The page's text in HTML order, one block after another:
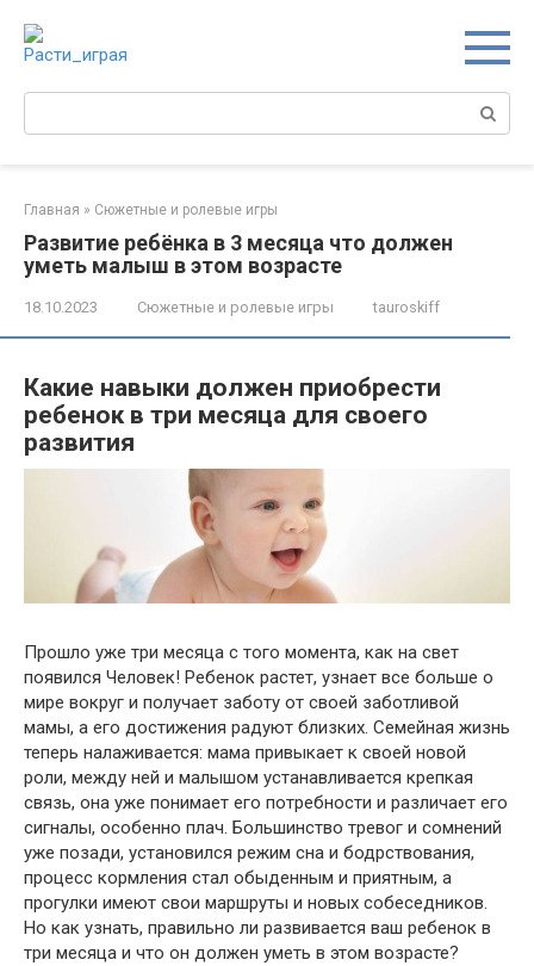
контенту
Поиск:
Главная » Сюжетные и ролевые игры
Развитие ребёнка в 3 месяца что должен
уметь малыш в этом возрасте
18.10.2023 Сюжетные и ролевые игры tauroskiff
Какие навыки должен приобрести
ребенок в три месяца для своего
развития
Прошло уже три месяца с того момента, как на свет
появился Человек! Ребенок растет, узнает все больше о
мире вокруг и получает заботу от своей заботливой
мамы, а его достижения радуют близких. Семейная жизнь
теперь налаживается: мама привыкает к своей новой
роли, между ней и малышом устанавливается крепкая
связь, она уже понимает его потребности и различает его
сигналы, особенно плач. Большинство тревог и сомнений
уже позади, установился режим сна и бодрствования,
процесс кормления стал обыденным и приятным, а
прогулки имеют свои маршруты и новых собеседников.
Но как узнать, правильно ли развивается ваш ребенок в
три месяца и что он должен уметь в этом возрасте?